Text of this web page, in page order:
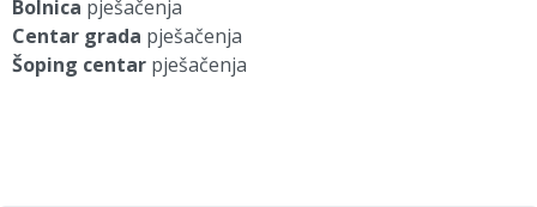
Bolnica pješačenja
Centar grada pješačenja
Šoping centar pješačenja